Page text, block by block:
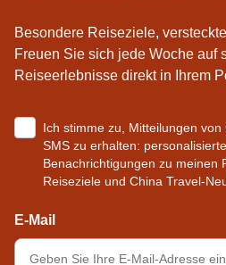
Besondere Reiseziele,
Freuen Sie sich jede Woche auf
Reiseerlebnisse direkt in Ihrem
Ich stimme zu, Mitteilungen
SMS zu erhalten:
Benachrichtigungen zu meinen
Reiseziele und China Travel-
E-Mail